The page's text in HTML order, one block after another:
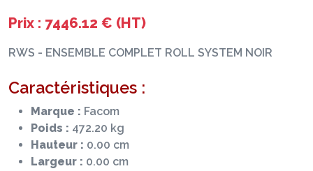
Prix : 7446.12 € (HT)
RWS - ENSEMBLE COMPLET ROLL SYSTEM NOIR
Caractéristiques :
Marque : Facom
Poids : 472.20 kg
Hauteur : 0.00 cm
Largeur : 0.00 cm